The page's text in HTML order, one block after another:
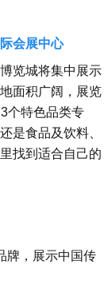
会展中心
览城将集中展示
面积广阔，展览
个特色品类专
是食品及饮料、
找到适合自己的
牌，展示中国传